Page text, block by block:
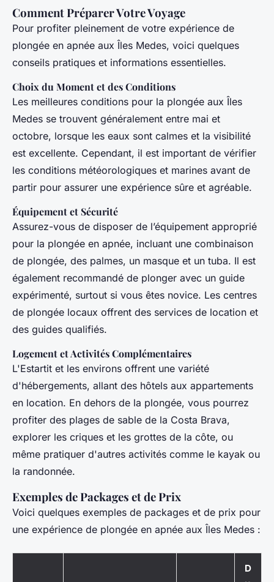
Comment Préparer Votre Voyage
Pour profiter pleinement de votre expérience de
plongée en apnée aux Îles Medes, voici quelques
conseils pratiques et informations essentielles.
Choix du Moment et des Conditions
Les meilleures conditions pour la plongée aux Îles
Medes se trouvent généralement entre mai et
octobre, lorsque les eaux sont calmes et la visibilité
est excellente. Cependant, il est important de vérifier
les conditions météorologiques et marines avant de
partir pour assurer une expérience sûre et agréable.
Équipement et Sécurité
Assurez-vous de disposer de l’équipement approprié
pour la plongée en apnée, incluant une combinaison
de plongée, des palmes, un masque et un tuba. Il est
également recommandé de plonger avec un guide
expérimenté, surtout si vous êtes novice. Les centres
de plongée locaux offrent des services de location et
des guides qualifiés.
Logement et Activités Complémentaires
L'Estartit et les environs offrent une variété
d'hébergements, allant des hôtels aux appartements
en location. En dehors de la plongée, vous pourrez
profiter des plages de sable de la Costa Brava,
explorer les criques et les grottes de la côte, ou
même pratiquer d'autres activités comme le kayak ou
la randonnée.
Exemples de Packages et de Prix
Voici quelques exemples de packages et de prix pour
une expérience de plongée en apnée aux Îles Medes :
D